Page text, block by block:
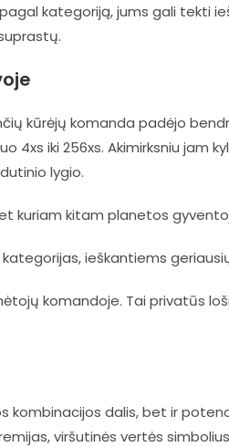
kategoriją, jums gali tekti
kūrėjų komanda padėjo
4xs iki 256xs. Akimirksniu jam
lygio.
kuriam kitam planetos
ieškantiems
komandoje. Tai privatūs
kombinacijos dalis, bet ir
viršutinės vertės